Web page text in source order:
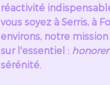
réactivité
vous soyez à Serris, à
environs, notre
sur l'essentiel :
sérénité.